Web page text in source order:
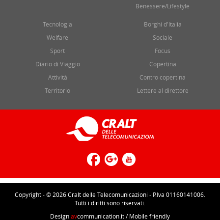
Benessere/Lifestyle
Tecnologia
Welfare
Sport
Diario di Viaggio
Attività
Territorio
Borghi d'Italia
Sociale
Focus
Copertina
Contro copertina
Lettere al direttore
Copyright - © 2026 Cralt delle Telecomunicazioni - P.Iva 01160141006.
Tutti i diritti sono riservati.
Designavcommunication.it/ Mobile friendly